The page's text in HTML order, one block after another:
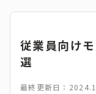
従業員向け
選
最終更新日：